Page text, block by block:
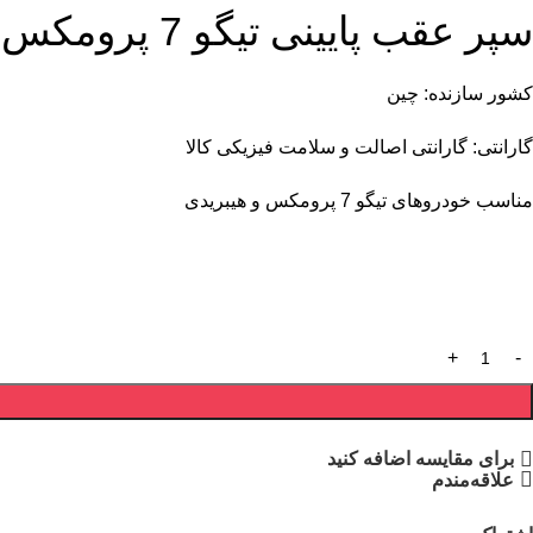
سپر عقب پایینی تیگو 7 پرومکس
کشور سازنده: چین
گارانتی: گارانتی اصالت و سلامت فیزیکی کالا
مناسب خودروهای تیگو 7 پرومکس و هیبریدی
برای مقایسه اضافه کنید
علاقه‌مندم